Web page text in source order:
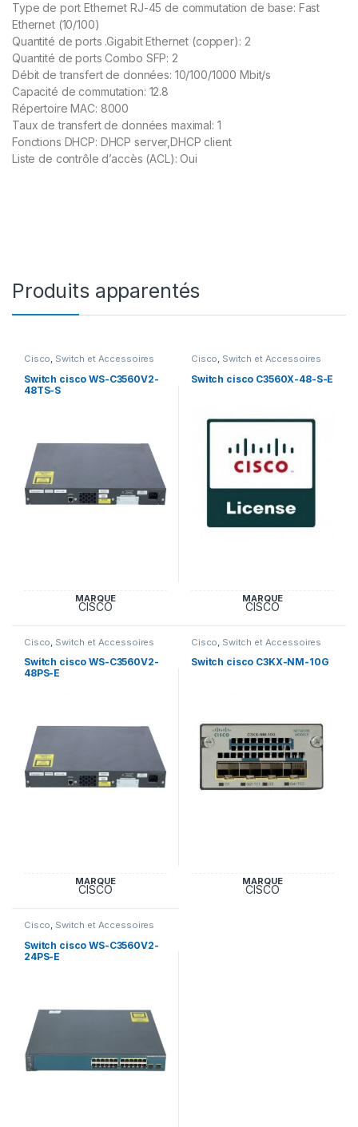
Type de port Ethernet RJ-45 de commutation de base: Fast
Ethernet (10/100)
Quantité de ports .Gigabit Ethernet (copper): 2
Quantité de ports Combo SFP: 2
Débit de transfert de données: 10/100/1000 Mbit/s
Capacité de commutation: 12.8
Répertoire MAC: 8000
Taux de transfert de données maximal: 1
Fonctions DHCP: DHCP server,DHCP client
Liste de contrôle d’accès (ACL): Oui
Produits apparentés
Cisco, Switch et Accessoires
Switch cisco WS-C3560V2-
48TS-S
MARQUE
CISCO
Cisco, Switch et Accessoires
Switch cisco C3560X-48-S-E
MARQUE
CISCO
Cisco Switch et Accessoires
Cisco
Switch cisco WS-C3560V2-
48PS-E
MARQUE
CISCO
Cisco Switch et Accessoires
Cisco
Switch cisco C3KX-NM-10G
MARQUE
CISCO
Cisco, Switch et Accessoires
Switch cisco WS-C3560V2-
24PS-E